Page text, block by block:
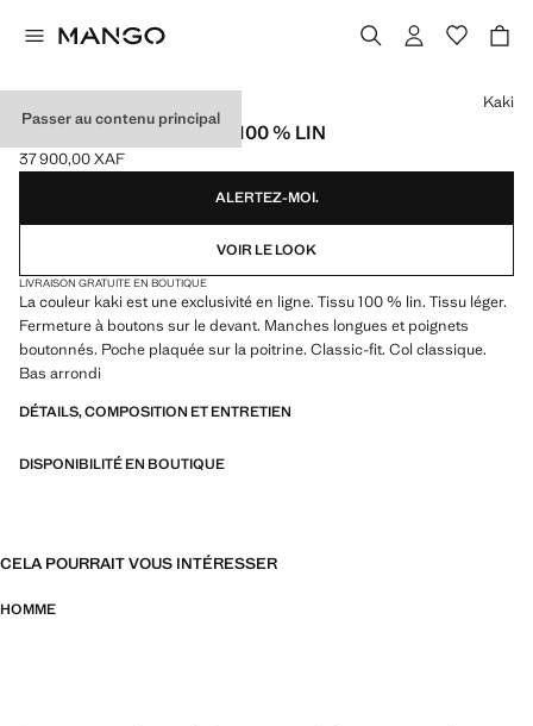
Passer au contenu principal
CHEMISE CLASSIC-FIT 100 % LIN
Prix actuel [37 900,00 XAF ]
37 900,00 XAF
Choisissez une couleur
Kaki
ALERTEZ-MOI.
VOIR LE LOOK
LIVRAISON GRATUITE EN BOUTIQUE
La couleur kaki est une exclusivité en ligne. Tissu 100 % lin. Tissu léger.
Fermeture à boutons sur le devant. Manches longues et poignets
boutonnés. Poche plaquée sur la poitrine. Classic-fit. Col classique.
Bas arrondi
DÉTAILS, COMPOSITION ET ENTRETIEN
DISPONIBILITÉ EN BOUTIQUE
CELA POURRAIT VOUS INTÉRESSER
HOMME